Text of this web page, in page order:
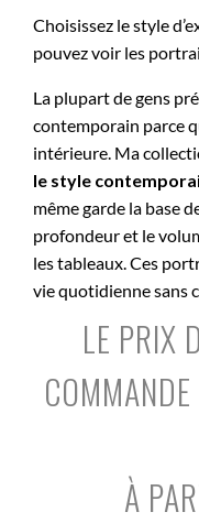
Choisissez le style
pouvez voir les
La plupart de gens
contemporain parce
intérieure. Ma
le style
même garde la base
profondeur et le
les tableaux. Ces
vie quotidienne sans
LE PRIX
À